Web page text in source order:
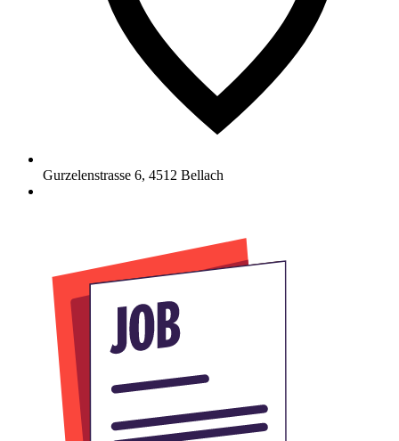
Gurzelenstrasse 6, 4512 Bellach